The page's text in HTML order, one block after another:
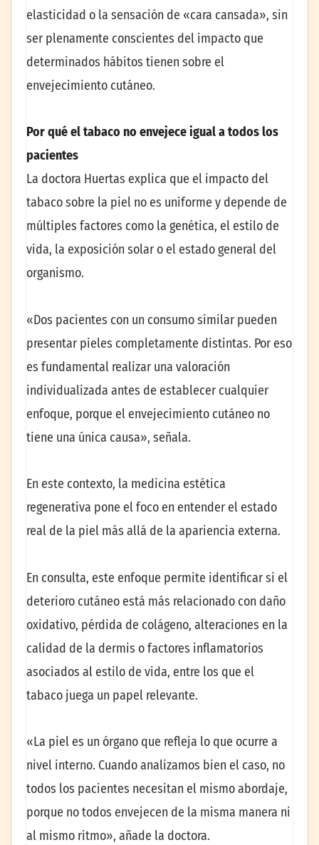
elasticidad o la sensación de «cara cansada», sin
ser plenamente conscientes del impacto que
determinados hábitos tienen sobre el
envejecimiento cutáneo.
Por qué el tabaco no envejece igual a todos los
pacientes
La doctora Huertas explica que el impacto del
tabaco sobre la piel no es uniforme y depende de
múltiples factores como la genética, el estilo de
vida, la exposición solar o el estado general del
organismo.
«Dos pacientes con un consumo similar pueden
presentar pieles completamente distintas. Por eso
es fundamental realizar una valoración
individualizada antes de establecer cualquier
enfoque, porque el envejecimiento cutáneo no
tiene una única causa», señala.
En este contexto, la medicina estética
regenerativa pone el foco en entender el estado
real de la piel más allá de la apariencia externa.
En consulta, este enfoque permite identificar si el
deterioro cutáneo está más relacionado con daño
oxidativo, pérdida de colágeno, alteraciones en la
calidad de la dermis o factores inflamatorios
asociados al estilo de vida, entre los que el
tabaco juega un papel relevante.
«La piel es un órgano que refleja lo que ocurre a
nivel interno. Cuando analizamos bien el caso, no
todos los pacientes necesitan el mismo abordaje,
porque no todos envejecen de la misma manera ni
al mismo ritmo», añade la doctora.